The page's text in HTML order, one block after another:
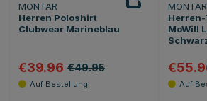
MONTAR
Herren Poloshirt
Clubwear Marineblau
€39.96 €49.95
MONTAR
MoWill